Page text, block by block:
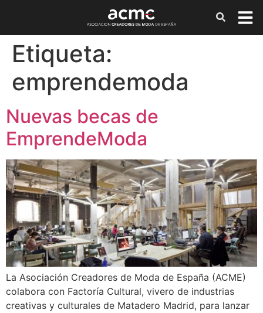
Etiqueta:
emprendemoda
Nuevas becas de
EmprendeModa
La Asociación Creadores de Moda de España (ACME)
colabora con Factoría Cultural, vivero de industrias
creativas y culturales de Matadero Madrid, para lanzar